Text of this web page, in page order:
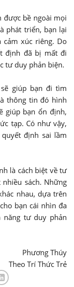
được bề ngoài mọi
phát triển, bạn lại
xúc riêng. Do
định đã bị mất đi
tư duy phản biện.
giúp bạn đi tìm
thông tin đó hình
giúp bạn ổn định,
tạp. Có như vậy,
định sai lầm
là cách biệt về tư
sách. Những
nhau, dựa trên
bạn cái nhìn đa
năng tư duy phản
Phương Thúy
Theo Trí Thức Trẻ